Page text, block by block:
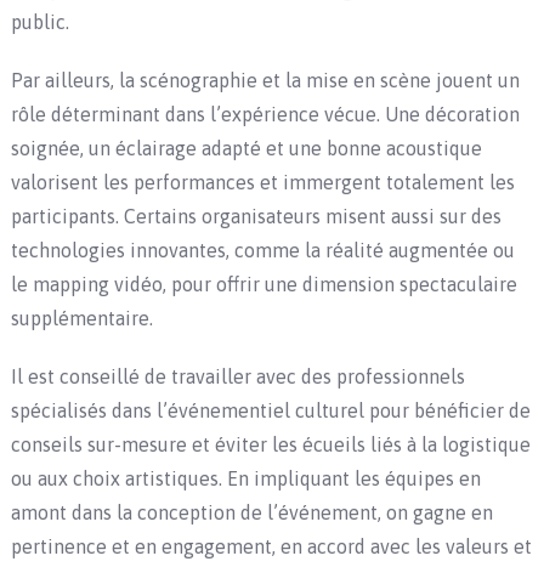
public.
Par ailleurs, la scénographie et la mise en scène jouent un
rôle déterminant dans l’expérience vécue. Une décoration
soignée, un éclairage adapté et une bonne acoustique
valorisent les performances et immergent totalement les
participants. Certains organisateurs misent aussi sur des
technologies innovantes, comme la réalité augmentée ou
le mapping vidéo, pour offrir une dimension spectaculaire
supplémentaire.
Il est conseillé de travailler avec des professionnels
spécialisés dans l’événementiel culturel pour bénéficier de
conseils sur-mesure et éviter les écueils liés à la logistique
ou aux choix artistiques. En impliquant les équipes en
amont dans la conception de l’événement, on gagne en
pertinence et en engagement, en accord avec les valeurs et